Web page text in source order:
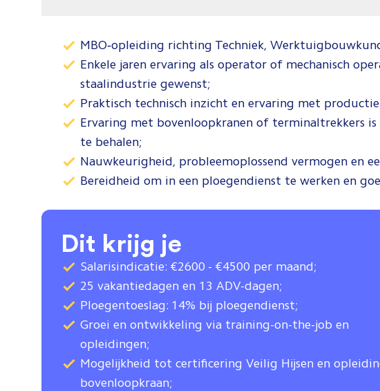
MBO‑opleiding richting Techniek,
Enkele jaren ervaring als operator of mechanisch
staalindustrie gewenst;
Praktisch technisch inzicht en ervaring met
Ervaring met bovenloopkranen of terminaltrekkers
te behalen;
Nauwkeurigheid, probleemoplossend vermogen en
Bereidheid om in een ploegendienst te werken en
Dit krijg je
Salarisindicatie: €2600 - €4500 per maand;
25 vakantiedagen en 13 ADV-dagen;
Ploegentoeslag: 14% bij ploegendienst;
Groei en ontwikkeling via training-on-the-job en
opleidingen;
Mogelijkheid tot certificering Veilig Hijsen en
bovenloopkraan;